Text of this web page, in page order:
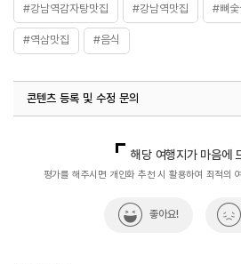
#강남역감자탕맛집 #강남역맛집 #뼈숯
#역삼맛집 #음식
콘텐츠 등록 및 수정 문의
해당 여행지가 마음에
평가를 해주시면 개인화 추천 시 활용하여 최적의
좋아요!